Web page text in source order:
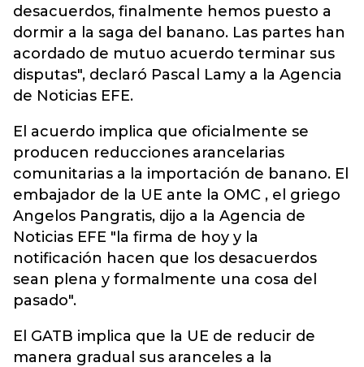
desacuerdos, finalmente hemos puesto a
dormir a la saga del banano. Las partes han
acordado de mutuo acuerdo terminar sus
disputas", declaró Pascal Lamy a la Agencia
de Noticias EFE.
El acuerdo implica que oficialmente se
producen reducciones arancelarias
comunitarias a la importación de banano. El
embajador de la UE ante la OMC , el griego
Angelos Pangratis, dijo a la Agencia de
Noticias EFE "la firma de hoy y la
notificación hacen que los desacuerdos
sean plena y formalmente una cosa del
pasado".
El GATB implica que la UE de reducir de
manera gradual sus aranceles a la